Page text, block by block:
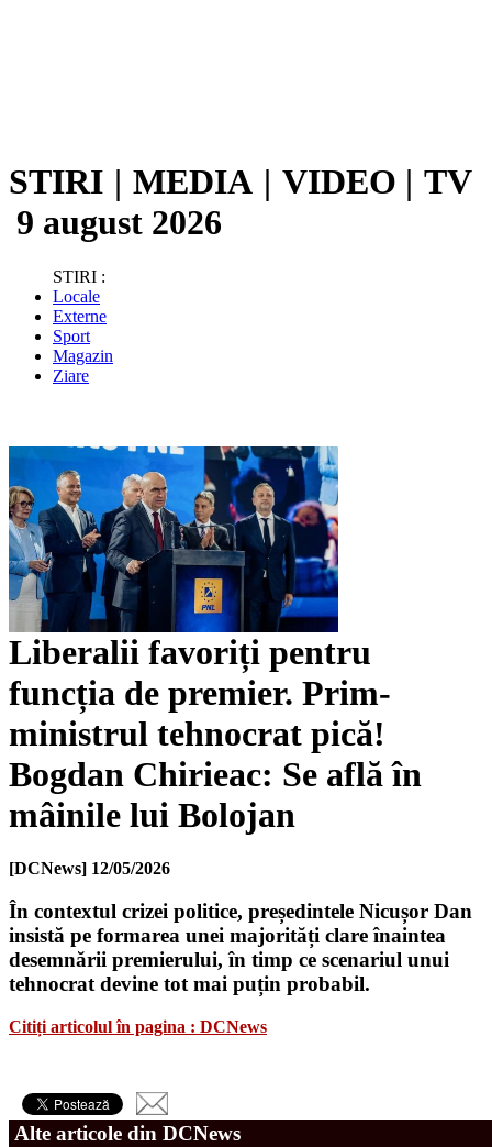
STIRI | MEDIA | VIDEO | TV
9 august 2026
STIRI :
Locale
Externe
Sport
Magazin
Ziare
Liberalii favoriți pentru
funcția de premier. Prim-
ministrul tehnocrat pică!
Bogdan Chirieac: Se află în
mâinile lui Bolojan
[DCNews] 12/05/2026
În contextul crizei politice, președintele Nicușor Dan
insistă pe formarea unei majorități clare înaintea
desemnării premierului, în timp ce scenariul unui
tehnocrat devine tot mai puțin probabil.
Citiți articolul în pagina : DCNews
Alte articole din DCNews